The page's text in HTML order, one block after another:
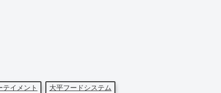
イメント
大平フードシステム